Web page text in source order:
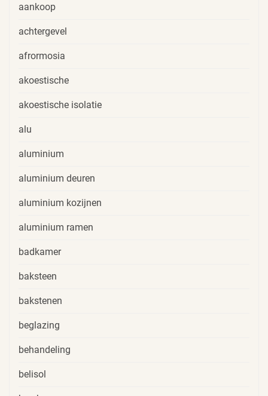
aankoop
achtergevel
afrormosia
akoestische
akoestische isolatie
alu
aluminium
aluminium deuren
aluminium kozijnen
aluminium ramen
badkamer
baksteen
bakstenen
beglazing
behandeling
belisol